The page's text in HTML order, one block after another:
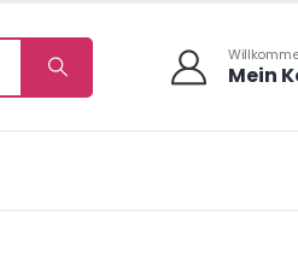
Mein